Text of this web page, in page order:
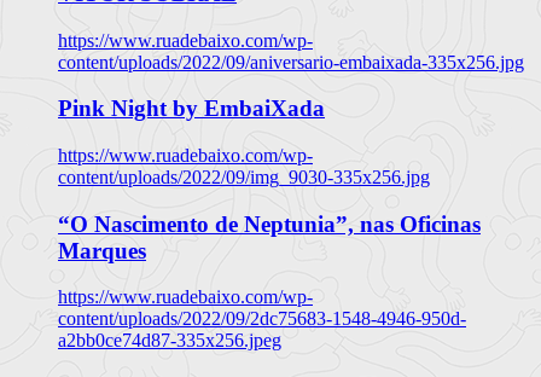
https://www.ruadebaixo.com/wp-
content/uploads/2022/09/aniversario-embaixada-335x256.jpg
Pink Night by EmbaiXada
https://www.ruadebaixo.com/wp-
content/uploads/2022/09/img_9030-335x256.jpg
“O Nascimento de Neptunia”, nas Oficinas
Marques
https://www.ruadebaixo.com/wp-
content/uploads/2022/09/2dc75683-1548-4946-950d-
a2bb0ce74d87-335x256.jpeg